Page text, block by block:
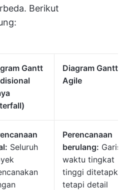
Berikut
Gantt
Diagram Gantt
Agile
Seluruh
Perencanaan
berulang: Garis
waktu tingkat
tinggi
tetapi detail